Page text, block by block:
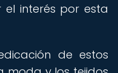
interés por esta
de estos